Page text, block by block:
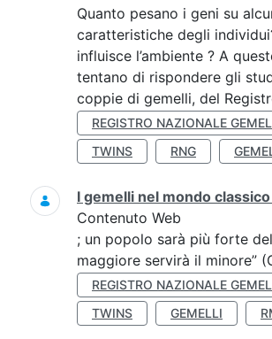
Quanto pesano i geni su
caratteristiche degli
influisce l’ambiente ? A
tentano di rispondere gli
coppie di gemelli, del
REGISTRO NAZIONALE
TWINS
RNG
I gemelli nel mondo
Contenuto Web
; un popolo sarà più forte
maggiore servirà il minore”
REGISTRO NAZIONALE
TWINS
GEMELLI